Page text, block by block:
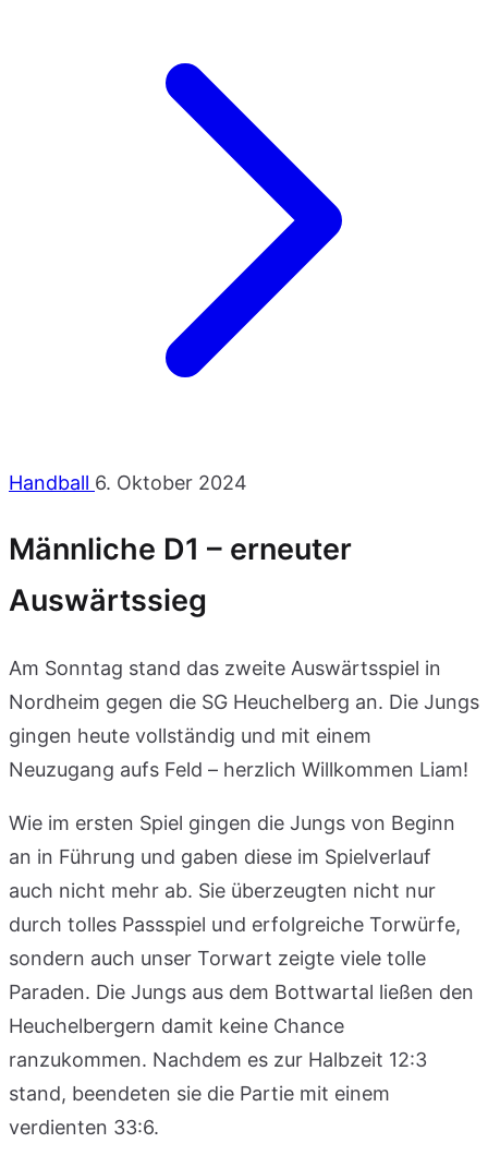
Handball 6. Oktober 2024
Männliche D1 – erneuter
Auswärtssieg
Am Sonntag stand das zweite Auswärtsspiel in
Nordheim gegen die SG Heuchelberg an. Die Jungs
gingen heute vollständig und mit einem
Neuzugang aufs Feld – herzlich Willkommen Liam!
Wie im ersten Spiel gingen die Jungs von Beginn
an in Führung und gaben diese im Spielverlauf
auch nicht mehr ab. Sie überzeugten nicht nur
durch tolles Passspiel und erfolgreiche Torwürfe,
sondern auch unser Torwart zeigte viele tolle
Paraden. Die Jungs aus dem Bottwartal ließen den
Heuchelbergern damit keine Chance
ranzukommen. Nachdem es zur Halbzeit 12:3
stand, beendeten sie die Partie mit einem
verdienten 33:6.